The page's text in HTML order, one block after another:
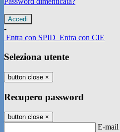
-
Entra con SPID Entra con CIE
Seleziona utente
button close ×
Recupero password
button close ×
E-mail